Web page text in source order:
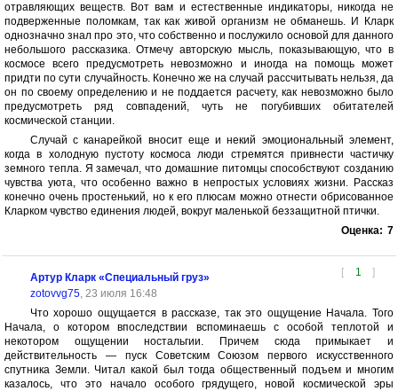
отравляющих веществ. Вот вам и естественные индикаторы, никогда не
подверженные поломкам, так как живой организм не обманешь. И Кларк
однозначно знал про это, что собственно и послужило основой для данного
небольшого рассказика. Отмечу авторскую мысль, показывающую, что в
космосе всего предусмотреть невозможно и иногда на помощь может
придти по сути случайность. Конечно же на случай рассчитывать нельзя, да
он по своему определению и не поддается расчету, как невозможно было
предусмотреть ряд совпадений, чуть не погубивших обитателей
космической станции.
Случай с канарейкой вносит еще и некий эмоциональный элемент,
когда в холодную пустоту космоса люди стремятся привнести частичку
земного тепла. Я замечал, что домашние питомцы способствуют созданию
чувства уюта, что особенно важно в непростых условиях жизни. Рассказ
конечно очень простенький, но к его плюсам можно отнести обрисованное
Кларком чувство единения людей, вокруг маленькой беззащитной птички.
Оценка: 7
[ 1 ]
Артур Кларк «Специальный груз»
zotovvg75, 23 июля 16:48
Что хорошо ощущается в рассказе, так это ощущение Начала. Того
Начала, о котором впоследствии вспоминаешь с особой теплотой и
некотором ощущении ностальгии. Причем сюда примыкает и
действительность — пуск Советским Союзом первого искусственного
спутника Земли. Читал какой был тогда общественный подъем и многим
казалось, что это начало особого грядущего, новой космической эры